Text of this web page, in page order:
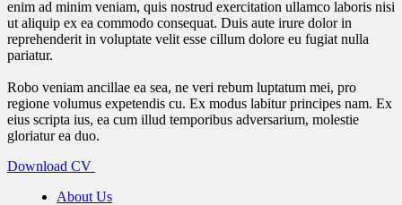
enim ad minim veniam, quis nostrud exercitation ullamco laboris nisi
ut aliquip ex ea commodo consequat. Duis aute irure dolor in
reprehenderit in voluptate velit esse cillum dolore eu fugiat nulla
pariatur.
Robo veniam ancillae ea sea, ne veri rebum luptatum mei, pro
regione volumus expetendis cu. Ex modus labitur principes nam. Ex
eius scripta ius, ea cum illud temporibus adversarium, molestie
gloriatur ea duo.
Download CV
About Us